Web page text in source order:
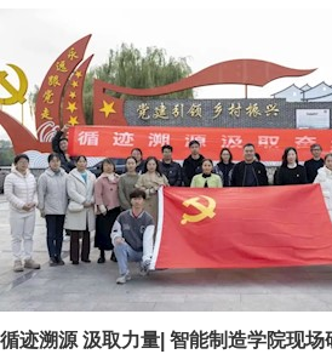
循迹溯源 汲取力量| 智能制造学院现场